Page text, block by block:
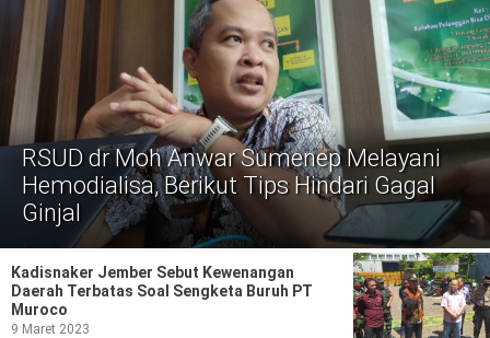
Peristiwa
Hukum
Korupsi
Gaya Hidup
Kesehatan Kuliner
Otomotif
RSUD dr Moh Anwar Sumenep Melayani
Hemodialisa, Berikut Tips Hindari Gagal
Ginjal
Kadisnaker Jember Sebut Kewenangan
Daerah Terbatas Soal Sengketa Buruh PT
Muroco
9 Maret 2023